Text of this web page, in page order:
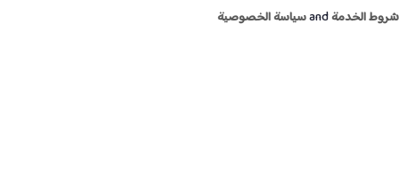
شروط الخدمة سياسة الخصوصية